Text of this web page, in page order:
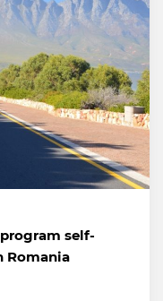
self-
Romania